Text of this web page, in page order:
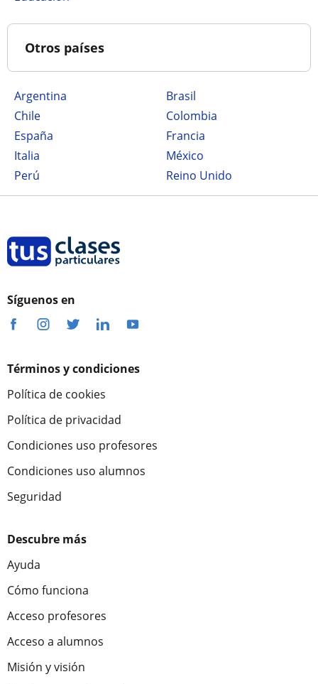
Otros países
Argentina
Brasil
Chile
Colombia
España
Francia
Italia
México
Perú
Reino Unido
Síguenos en
Términos y condiciones
Política de cookies
Política de privacidad
Condiciones uso profesores
Condiciones uso alumnos
Seguridad
Descubre más
Ayuda
Cómo funciona
Acceso profesores
Acceso a alumnos
Misión y visión